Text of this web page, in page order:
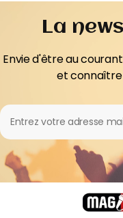
La
Envie d'être au
et connaître